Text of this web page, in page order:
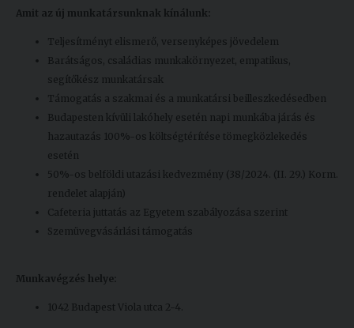
Amit az új munkatársunknak kínálunk:
Teljesítményt elismerő, versenyképes jövedelem
Barátságos, családias munkakörnyezet, empatikus,
segítőkész munkatársak
Támogatás a szakmai és a munkatársi beilleszkedésedben
Budapesten kívüli lakóhely esetén napi munkába járás és
hazautazás 100%-os költségtérítése tömegközlekedés
esetén
50%-os belföldi utazási kedvezmény (38/2024. (II. 29.) Korm.
rendelet alapján)
Cafeteria juttatás az Egyetem szabályozása szerint
Szemüvegvásárlási támogatás
Munkavégzés helye:
1042 Budapest Viola utca 2-4.